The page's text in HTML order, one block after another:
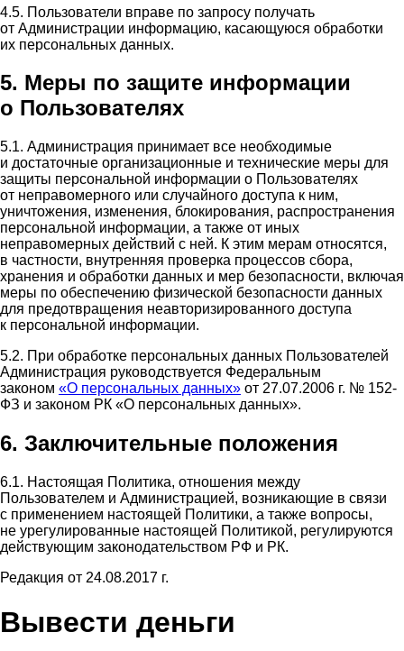
4.5. Пользователи вправе по запросу получать
от Администрации информацию, касающуюся обработки
их персональных данных.
5. Меры по защите информации
о Пользователях
5.1. Администрация принимает все необходимые
и достаточные организационные и технические меры для
защиты персональной информации о Пользователях
от неправомерного или случайного доступа к ним,
уничтожения, изменения, блокирования, распространения
персональной информации, а также от иных
неправомерных действий с ней. К этим мерам относятся,
в частности, внутренняя проверка процессов сбора,
хранения и обработки данных и мер безопасности, включая
меры по обеспечению физической безопасности данных
для предотвращения неавторизированного доступа
к персональной информации.
5.2. При обработке персональных данных Пользователей
Администрация руководствуется Федеральным
законом «О персональных данных» от 27.07.2006 г. № 152-
ФЗ и законом РК «О персональных данных».
6. Заключительные положения
6.1. Настоящая Политика, отношения между
Пользователем и Администрацией, возникающие в связи
с применением настоящей Политики, а также вопросы,
не урегулированные настоящей Политикой, регулируются
действующим законодательством РФ и РК.
Редакция от 24.08.2017 г.
Вывести деньги